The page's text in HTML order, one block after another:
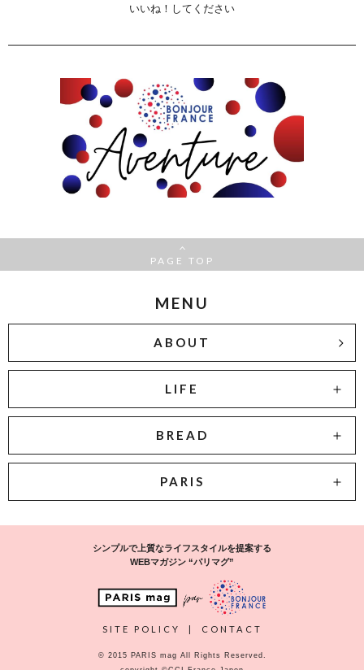
いいね！してください
PAGE TOP
MENU
ABOUT
LIFE
BREAD
PARIS
シンプルで上質なライフスタイルを提案する
WEBマガジン “パリマグ”
SITE POLICY | CONTACT
© 2015 PARIS mag All Rights Reserved.